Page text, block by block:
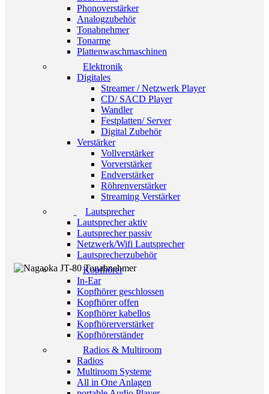
Phonoverstärker
Analogzubehör
Tonabnehmer
Tonarme
Plattenwaschmaschinen
Elektronik
Digitales
Streamer / Netzwerk Player
CD/ SACD Player
Wandler
Festplatten/ Server
Digital Zubehör
Verstärker
Vollverstärker
Vorverstärker
Endverstärker
Röhrenverstärker
Streaming Verstärker
Lautsprecher
Lautsprecher aktiv
Lautsprecher passiv
Netzwerk/Wifi Lautsprecher
Lautsprecherzubehör
Kopfhörer
In-Ear
Kopfhörer geschlossen
Kopfhörer offen
Kopfhörer kabellos
Kopfhörerverstärker
Kopfhörerständer
Radios & Multiroom
Radios
Multiroom Systeme
All in One Anlagen